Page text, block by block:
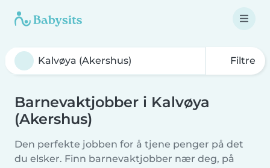
Filtre
Barnevaktjobber i Kalvøya
(Akershus)
Den perfekte jobben for å tjene penger på det
du elsker. Finn barnevaktjobber nær deg, på